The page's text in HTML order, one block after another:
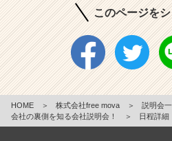
このページを
HOME ＞ 株式会社free mova ＞ 説明会
会社の裏側を知る会社説明会！
＞ 日程詳細